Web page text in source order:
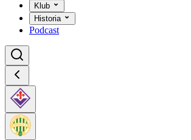
Klub
Historia
Podcast